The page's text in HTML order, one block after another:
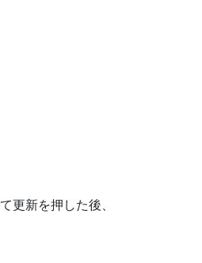
更新を押した後、